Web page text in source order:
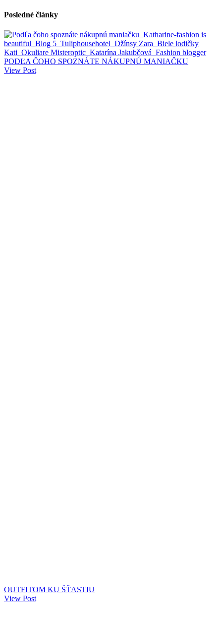
Posledné články
PODĽA ČOHO SPOZNÁTE NÁKUPNÚ MANIAČKU
View Post
OUTFITOM KU ŠŤASTIU
View Post